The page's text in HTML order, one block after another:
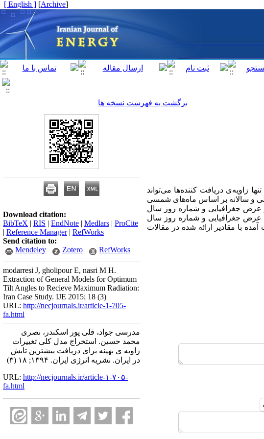
[
Archive
]
[ English ]
برگشت به فهرست نسخه ها
زاویه‌ی دریافت کننده‌ها می‌تواند
و سالانه بر اساس ماه‌های شمسی
عرض جغرافیایی و شماره روز سال
عرض جغرافیایی و شماره روز سال
با مقادیر ارائه شده در مقالات
Download citation:
BibTeX | RIS | EndNote | Medlars | ProCite
| Reference Manager| RefWorks
Send citation to:
Mendeley
Zotero RefWorks
modarresi J, gholipour E, nasri M H.
Extraction of General Models for Optimum
Tilt Angles to Recieve Maximum Radiation:
Iran Case Study. IJE 2015; 18 (3)
URL: http://necjournals.ir/article-1-705-
fa.html
مدرسی جواد، قلی پور اسکندر، نصری
محمد حسین. استخراج مدل کلی تغییرات
زاویه ی بهینه برای دریافت بیشترین تابش
در ایران. نشریه انرژی ایران. ۱۳۹۴; ۱۸ (۳)
URL: http://necjournals.ir/article-۱-۷۰۵-
fa.html